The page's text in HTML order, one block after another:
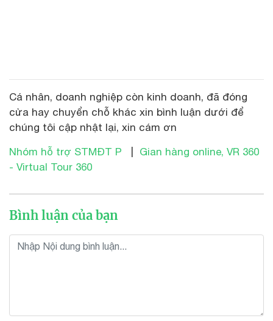
Cá nhân, doanh nghiệp còn kinh doanh, đã đóng
cửa hay chuyển chỗ khác xin bình luận dưới để
chúng tôi cập nhật lại, xin cám ơn
Nhóm hỗ trợ STMĐT P
Gian hàng online, VR 360
- Virtual Tour 360
Bình luận của bạn